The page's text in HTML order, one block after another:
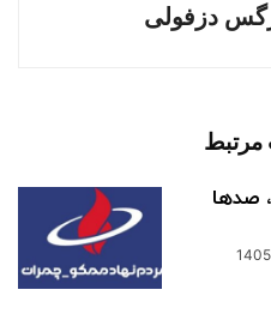
دزفولی
مرتبط
صدها